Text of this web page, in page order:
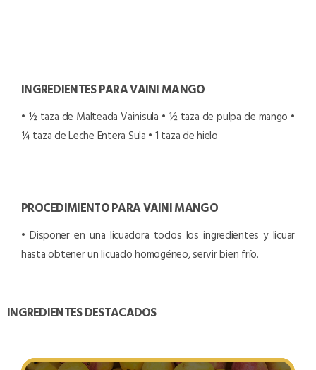
INGREDIENTES PARA VAINI MANGO
• ½ taza de Malteada Vainisula • ½ taza de pulpa de mango •
¼ taza de Leche Entera Sula • 1 taza de hielo
PROCEDIMIENTO PARA VAINI MANGO
• Disponer en una licuadora todos los ingredientes y licuar
hasta obtener un licuado homogéneo, servir bien frío.
INGREDIENTES DESTACADOS